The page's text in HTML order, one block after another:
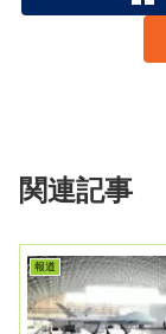
関連記事
報道